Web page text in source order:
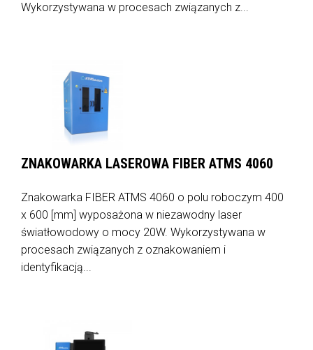
Wykorzystywana w procesach związanych z...
ZNAKOWARKA LASEROWA FIBER ATMS 4060
Znakowarka FIBER ATMS 4060 o polu roboczym 400
x 600 [mm] wyposażona w niezawodny laser
światłowodowy o mocy 20W. Wykorzystywana w
procesach związanych z oznakowaniem i
identyfikacją...